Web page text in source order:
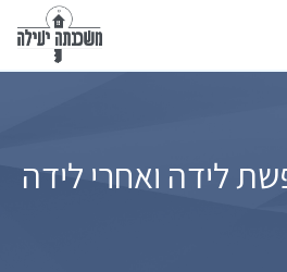
לידה ואחרי לידה